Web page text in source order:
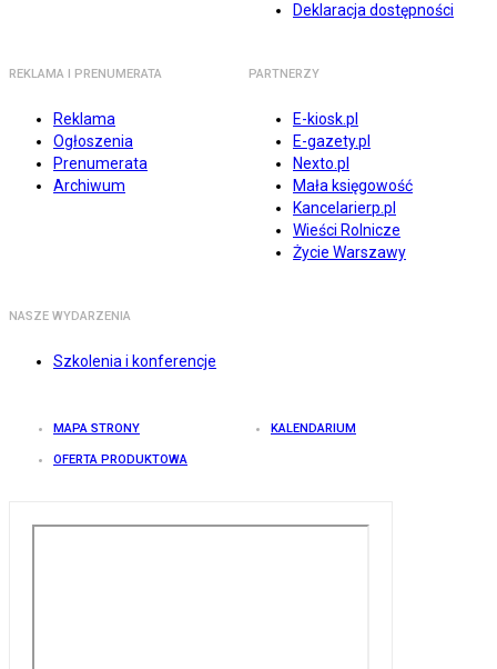
Deklaracja dostępności
REKLAMA I PRENUMERATA
Reklama
Ogłoszenia
Prenumerata
Archiwum
PARTNERZY
E-kiosk.pl
E-gazety.pl
Nexto.pl
Mała księgowość
Kancelarierp.pl
Wieści Rolnicze
Życie Warszawy
NASZE WYDARZENIA
Szkolenia i konferencje
MAPA STRONY KALENDARIUM
OFERTA PRODUKTOWA